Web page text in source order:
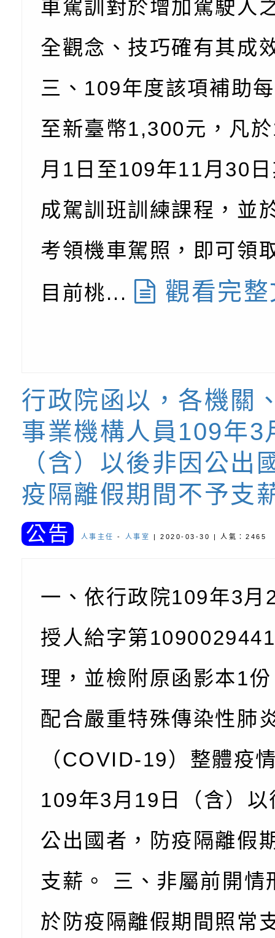
車駕訓對於增加駕駛人
全觀念、技巧確有其成
三、109年度該項補助
至新臺幣1,300元，凡
月1日至109年11月30
成駕訓班訓練課程，並
考領機車駕照，即可領
目前桃...
觀看完
行政院函以，各機關
事業機構人員109年3
（含）以後非因公出
疫隔離假期間不予支
公告 人事主任 - 人事室 | 2020-03-30 | 人氣：2465
一、依行政院109年3月
授人給字第
理，並檢附原函影本1
配合嚴重特殊傳染性肺
（COVID-19）整體疫
109年3月19日（含）以
公出國者，防疫隔離假
支薪。 三、非屬前開情
於防疫隔離假期間照常